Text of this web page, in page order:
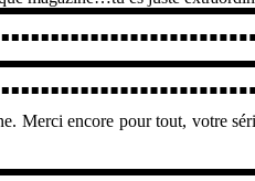
Merci encore pour tout, votre